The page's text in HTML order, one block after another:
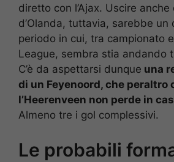
diretto con l’Ajax. Uscire anche
d’Olanda, tuttavia, sarebbe un
periodo in cui, tra campionato
League, sembra stia andando
C’è da aspettarsi dunque una
di un Feyenoord, che peraltro
l’Heerenveen non perde in
Almeno tre i gol complessivi.
Le probabili